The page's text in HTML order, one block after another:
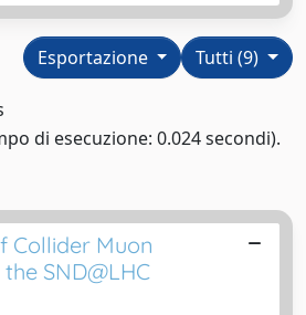
Tutti (9)
Esportazione
di esecuzione: 0.024 secondi).
Collider Muon
SND@LHC